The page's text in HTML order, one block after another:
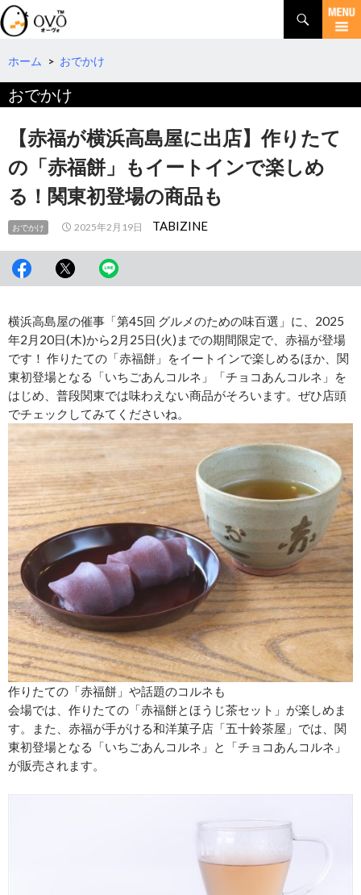
検
索
コ
テ
ツ
へ
ホーム > おでかけ
おでかけ
【赤福が横浜高島屋に出店】作りたて
の「赤福餅」もイートインで楽しめ
る！関東初登場の商品も
おでかけ 2025年2月19日 TABIZINE
横浜高島屋の催事「第45回 グルメのための味百選」に、2025
年2月20日(木)から2月25日(火)までの期間限定で、赤福が登場
です！ 作りたての「赤福餅」をイートインで楽しめるほか、関
東初登場となる「いちごあんコルネ」「チョコあんコルネ」を
はじめ、普段関東では味わえない商品がそろいます。ぜひ店頭
でチェックしてみてくださいね。
作りたての「赤福餅」や話題のコルネも
会場では、作りたての「赤福餅とほうじ茶セット」が楽しめま
す。また、赤福が手がける和洋菓子店「五十鈴茶屋」では、関
東初登場となる「いちごあんコルネ」と「チョコあんコルネ」
が販売されます。